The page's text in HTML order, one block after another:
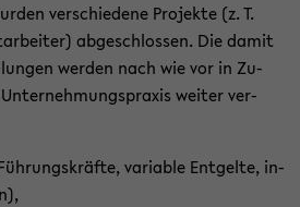
ver­schie­de­ne Pro­jek­te (z. T.
ab­ge­schlos­sen. Die damit
wer­den nach wie vor in Zu­
wei­ter ver­
va­ria­ble Ent­gel­te, in­